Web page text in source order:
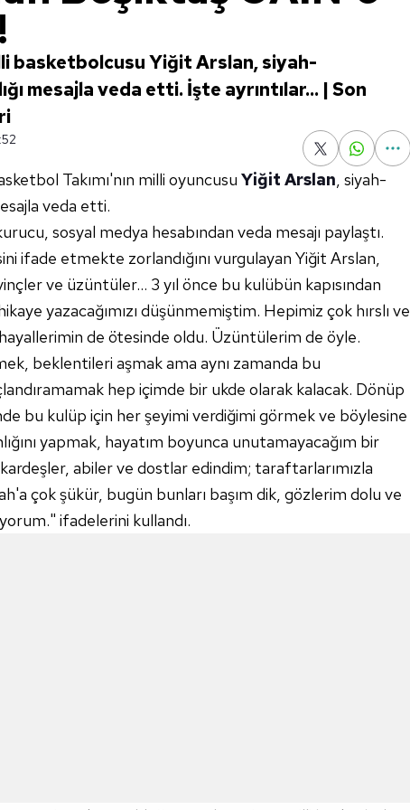
basketbolcusu Yiğit Arslan, siyah-
mesajla veda etti. İşte ayrıntılar... | Son
Takımı'nın milli oyuncusu Yiğit Arslan, siyah-
veda etti.
sosyal medya hesabından veda mesajı paylaştı.
ifade etmekte zorlandığını vurgulayan Yiğit Arslan,
ve üzüntüler... 3 yıl önce bu kulübün kapısından
yazacağımızı düşünmemiştim. Hepimiz çok hırslı ve
hayallerimin de ötesinde oldu. Üzüntülerim de öyle.
beklentileri aşmak ama aynı zamanda bu
hep içimde bir ukde olarak kalacak. Dönüp
bu kulüp için her şeyimi verdiğimi görmek ve böylesine
yapmak, hayatım boyunca unutamayacağım bir
abiler ve dostlar edindim; taraftarlarımızla
çok şükür, bugün bunları başım dik, gözlerim dolu ve
ifadelerini kullandı.